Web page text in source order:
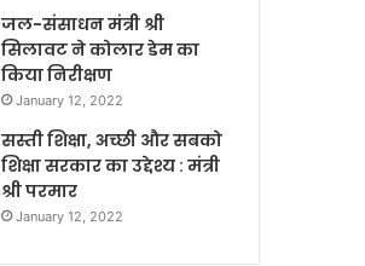
जल-संसाधन मंत्री श्री
सिलावट ने कोलार डेम का
किया निरीक्षण
January 12, 2022
सस्ती शिक्षा, अच्छी और सबको
शिक्षा सरकार का उद्देश्य : मंत्री
श्री परमार
January 12, 2022